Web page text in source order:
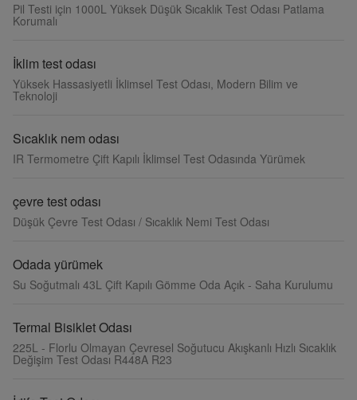
Pil Testi için 1000L Yüksek Düşük Sıcaklık Test Odası Patlama
Korumalı
İklim test odası
Yüksek Hassasiyetli İklimsel Test Odası, Modern Bilim ve
Teknoloji
Sıcaklık nem odası
IR Termometre Çift Kapılı İklimsel Test Odasında Yürümek
çevre test odası
Düşük Çevre Test Odası / Sıcaklık Nemi Test Odası
Odada yürümek
Su Soğutmalı 43L Çift Kapılı Gömme Oda Açık - Saha Kurulumu
Termal Bisiklet Odası
225L - Florlu Olmayan Çevresel Soğutucu Akışkanlı Hızlı Sıcaklık
Değişim Test Odası R448A R23